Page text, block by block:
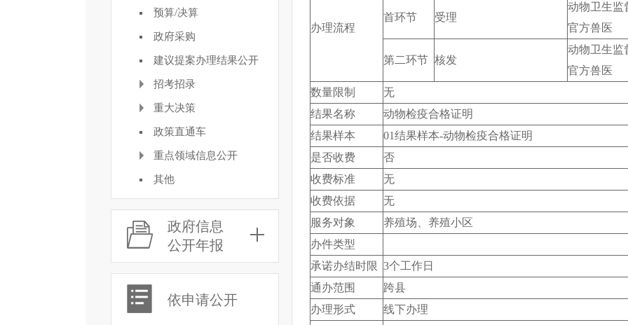
预算/决算
政府采购
建议提案办理结果公开
招考招录
重大决策
政策直通车
重点领域信息公开
其他
政府信息
公开年报
依申请公开
办理流程
首环节 受理
动物卫生监
官方兽医
第二环节 核发
动物卫生监
官方兽医
数量限制
无
结果名称
动物检疫合格证明
结果样本
01结果样本-动物检疫合格证明
是否收费
否
收费标准
无
收费依据
无
服务对象
养殖场、养殖小区
办件类型
承诺办结时限 3个工作日
通办范围
跨县
办理形式
线下办理